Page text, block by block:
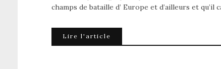
champs de bataille d’ Europe et d’ailleurs et qu’il
Lire l'article